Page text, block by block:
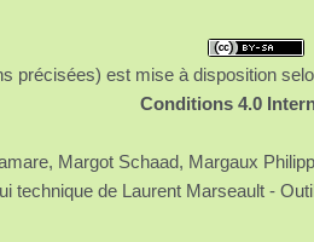
précisées) est mise à disposition
Conditions 4.0
Margot Schaad, Margaux
technique de Laurent Marseault -